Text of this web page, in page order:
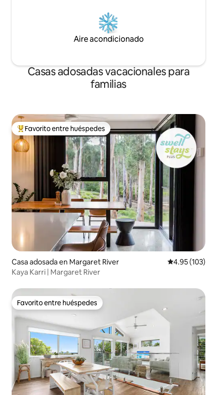
Aire acondicionado
Casas adosadas vacacionales para
familias
Favorito entre huéspedes preferido
Favorito entre huéspedes
Casa adosada en Margaret River Calificación
4.95 (103)
Kaya Karri | Margaret River
Favorito entre huéspedes
Favorito entre huéspedes